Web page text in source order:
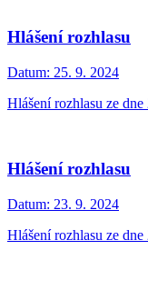
Hlášení rozhlasu
Datum: 25. 9. 2024
Hlášení rozhlasu ze
Hlášení rozhlasu
Datum: 23. 9. 2024
Hlášení rozhlasu ze